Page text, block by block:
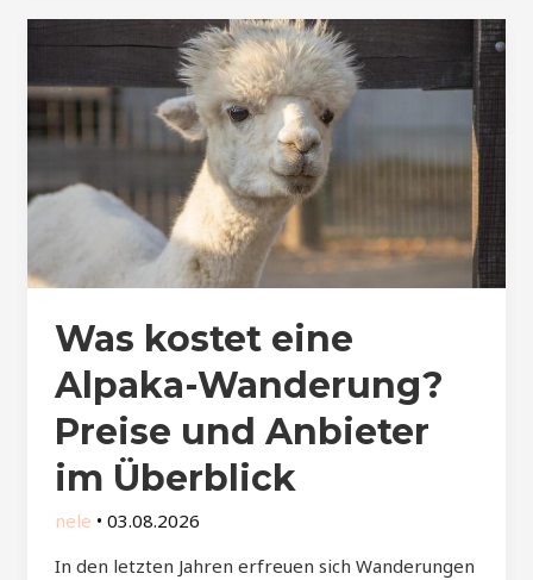
Was kostet eine
Alpaka-Wanderung?
Preise und Anbieter
im Überblick
nele • 03.08.2026
In den letzten Jahren erfreuen sich Wanderungen